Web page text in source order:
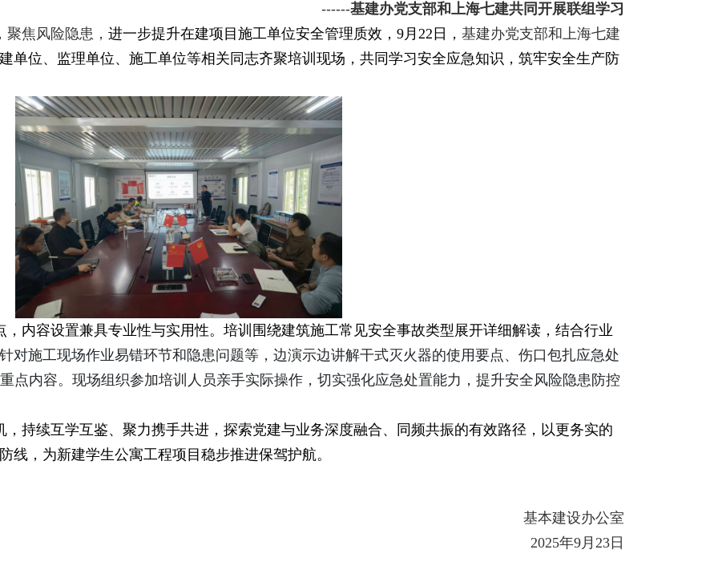
------基建办党支部和上海七建共同开展联组学习
聚焦风险隐患 ， 进一步提升在建项目施工单位安全管理质效， 9月 22 日， 基建办党支部和上海七建
单位、监理单位、施工单位等相关同志齐聚培训现场，共同学习安全应急知识，筑牢安全生产防
内容设置兼具专业性与实用性。培训围绕建筑施工常见安全事故类型展开详细解读，结合行业
针对施工现场作业易错环节和隐患问题等，边演示边讲解干式灭火器的使用要点、伤口包扎应急处
点内容。现场组织参加培训人员亲手实际操作，切实强化应急处置能力，提升安全风险隐患防控
持续互学互鉴、聚力携手共进，探索党建与业务深度融合、同频共振的有效路径，以更务实的
，为新建学生公寓工程项目稳步推进保驾护航。
基本建设办公室
2025年9月 23 日